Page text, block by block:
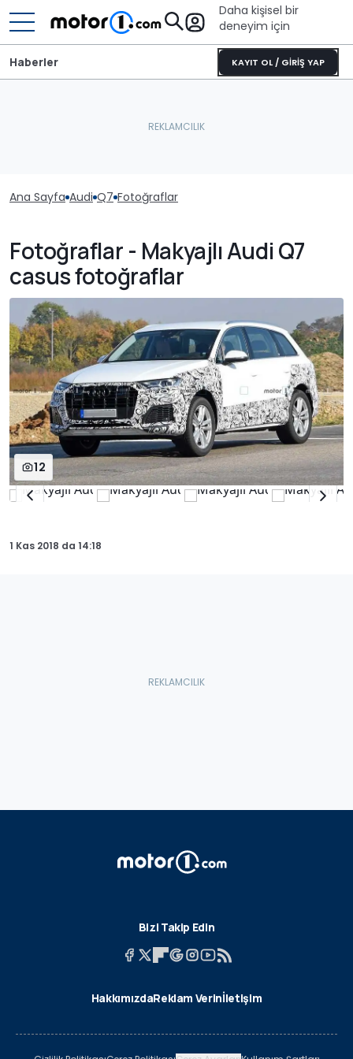
Daha kişisel bir
deneyim için
KAYIT OL / GİRİŞ YAP
Haberler
Ana Sayfa Audi Q7 Fotoğraflar
Fotoğraflar - Makyajlı Audi Q7
casus fotoğraflar
12
1 Kas 2018 da 14:18
Bizi Takip Edin
HakkımızdaReklam Verinİletişim